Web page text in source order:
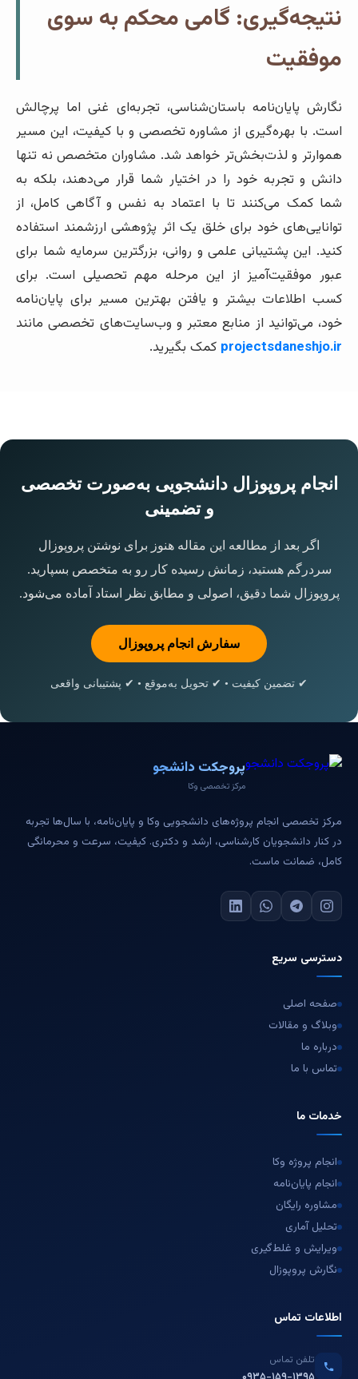
نتیجه‌گیری: گامی محکم به سوی
موفقیت
نگارش پایان‌نامه باستان‌شناسی، تجربه‌ای غنی اما پرچالش
است. با بهره‌گیری از مشاوره تخصصی و با کیفیت، این مسیر
هموارتر و لذت‌بخش‌تر خواهد شد. مشاوران متخصص نه تنها
دانش و تجربه خود را در اختیار شما قرار می‌دهند، بلکه به
شما کمک می‌کنند تا با اعتماد به نفس و آگاهی کامل، از
توانایی‌های خود برای خلق یک اثر پژوهشی ارزشمند استفاده
کنید. این پشتیبانی علمی و روانی، بزرگترین سرمایه شما برای
عبور موفقیت‌آمیز از این مرحله مهم تحصیلی است. برای
کسب اطلاعات بیشتر و یافتن بهترین مسیر برای پایان‌نامه
خود، می‌توانید از منابع معتبر و وب‌سایت‌های تخصصی مانند
projectsdaneshjo.ir کمک بگیرید.
انجام پروپوزال دانشجویی به‌صورت تخصصی
و تضمینی
اگر بعد از مطالعه این مقاله هنوز برای نوشتن پروپوزال
سردرگم هستید، زمانش رسیده کار رو به متخصص بسپارید.
پروپوزال شما دقیق، اصولی و مطابق نظر استاد آماده می‌شود.
سفارش انجام پروپوزال
✔ تضمین کیفیت • ✔ تحویل به‌موقع • ✔ پشتیبانی واقعی
پروجکت دانشجو
مرکز تخصصی وکا
مرکز تخصصی انجام پروژه‌های دانشجویی وکا و پایان‌نامه، با سال‌ها تجربه
در کنار دانشجویان کارشناسی، ارشد و دکتری. کیفیت، سرعت و محرمانگی
کامل، ضمانت ماست.
دسترسی سریع
صفحه اصلی
وبلاگ و مقالات
درباره ما
تماس با ما
خدمات ما
انجام پروژه وکا
انجام پایان‌نامه
مشاوره رایگان
تحلیل آماری
ویرایش و غلط‌گیری
نگارش پروپوزال
اطلاعات تماس
تلفن تماس